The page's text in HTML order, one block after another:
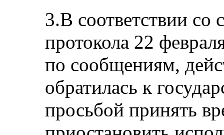
3.В соответствии со
протокола 22
по сообщениям,
обратилась к
просьбой принять